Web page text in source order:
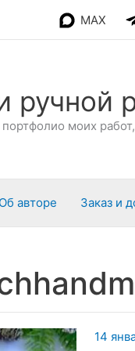
MAX
ручной
моих
Об авторе Заказ и
14